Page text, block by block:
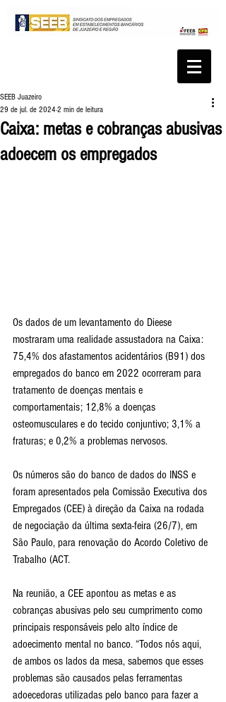
Caixa: metas e cobranças abusivas
adoecem os empregados
SEEB Juazeiro
29 de jul. de 2024 2 min de leitura
Os dados de um levantamento do Dieese
mostraram uma realidade assustadora na Caixa:
75,4% dos afastamentos acidentários (B91) dos
empregados do banco em 2022 ocorreram para
tratamento de doenças mentais e
comportamentais; 12,8% a doenças
osteomusculares e do tecido conjuntivo; 3,1% a
fraturas; e 0,2% a problemas nervosos.
Os números são do banco de dados do INSS e
foram apresentados pela Comissão Executiva dos
Empregados (CEE) à direção da Caixa na rodada
de negociação da última sexta-feira (26/7), em
São Paulo, para renovação do Acordo Coletivo de
Trabalho (ACT.
Na reunião, a CEE apontou as metas e as
cobranças abusivas pelo seu cumprimento como
principais responsáveis pelo alto índice de
adoecimento mental no banco. “Todos nós aqui,
de ambos os lados da mesa, sabemos que esses
problemas são causados pelas ferramentas
adoecedoras utilizadas pelo banco para fazer a